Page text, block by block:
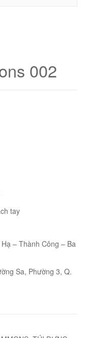
002
tay
– Thành Công – Ba
Sa, Phường 3, Q.